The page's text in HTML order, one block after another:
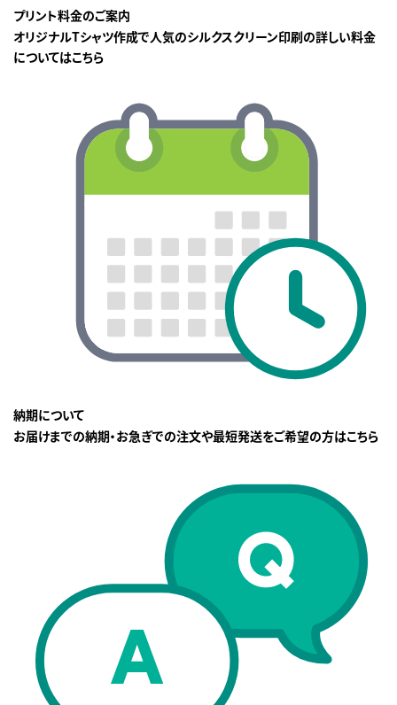
プリント料金のご案内
オリジナルTシャツ作成で人気のシルクスクリーン印刷の詳しい料金
についてはこちら
納期について
お届けまでの納期・お急ぎでの注文や最短発送をご希望の方はこちら